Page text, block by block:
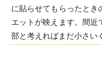
に貼らせてもらったとき
エットが映えます。間近
部と考えればまだ小さい